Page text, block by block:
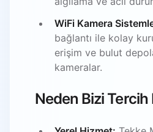
WiFi Kamera
bağlantı ile kolay
erişim ve bulut
kameralar.
Neden Bizi